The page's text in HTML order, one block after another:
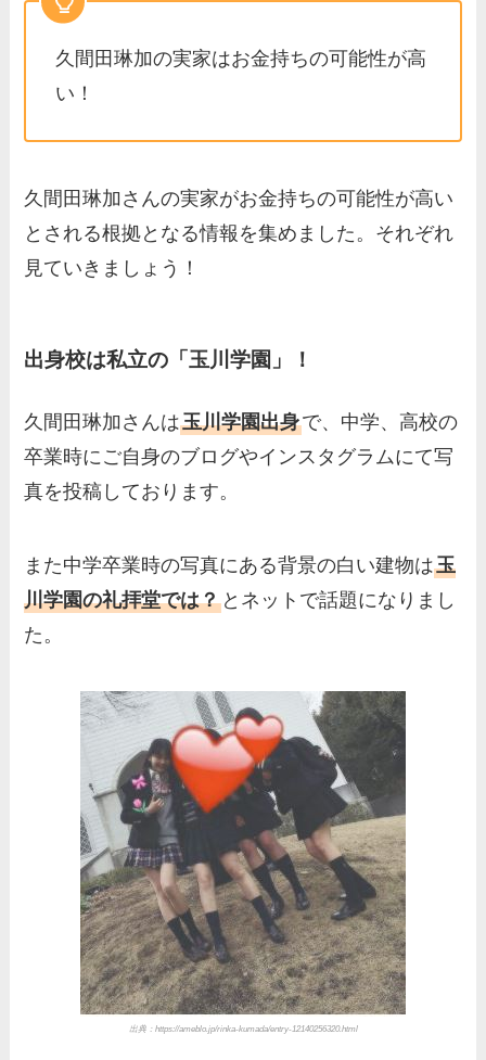
久間田琳加の実家はお金持ちの可能性が高
い！
久間田琳加さんの実家がお金持ちの可能性が高い
とされる根拠となる情報を集めました。それぞれ
見ていきましょう！
出身校は私立の「玉川学園」！
久間田琳加さんは玉川学園出身で、中学、高校の
卒業時にご自身のブログやインスタグラムにて写
真を投稿しております。
また中学卒業時の写真にある背景の白い建物は玉
川学園の礼拝堂では？ とネットで話題になりまし
た。
出典：https://ameblo.jp/rinka-kumada/entry-12140256320.html